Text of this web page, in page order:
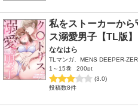
私をストーカーから
ス溺愛男子【TL版】
ななはら
TLマンガ、MENS DEEPER-
1～15巻
200pt
(3.0)
投稿数8件